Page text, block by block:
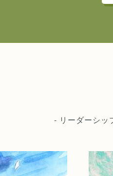
- リーダーシッ